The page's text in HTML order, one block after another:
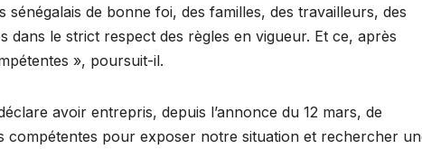
de bonne foi, des familles, des travailleurs, des
le strict respect des règles en vigueur. Et ce, après
», poursuit-il.
avoir entrepris, depuis l’annonce du 12 mars, de
compétentes pour exposer notre situation et rechercher